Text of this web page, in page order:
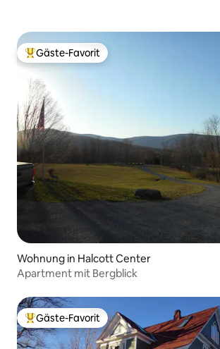
Beliebter Gäste-Favorit.
Gäste-Favorit
Wohnung in Halcott Center
Apartment mit Bergblick
Beliebter Gäste-Favorit.
Gäste-Favorit